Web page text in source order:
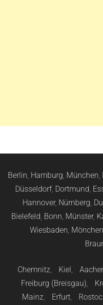
Berlin, Hamburg, München,
Düsseldorf, Dortmund,
Hannover, Nürnberg,
Bielefeld, Bonn, Münster,
Wiesbaden,
Chemnitz, Kiel,
Freiburg (Breisgau),
Mainz, Erfurt,